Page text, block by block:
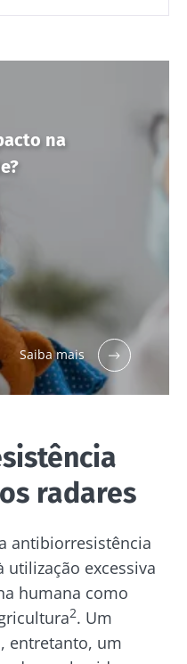
na
Saiba mais
radares
antibiorresistência
utilização excessiva
humana como
2. Um
entretanto, um